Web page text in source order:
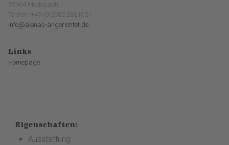
59964 Medebach
Telefon: +49 (0)2982 2881021
info@alenas-angerichtet.de
Links
Homepage
Eigenschaften:
Ausstattung